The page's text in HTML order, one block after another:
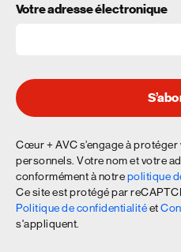
Votre adresse électronique
Cœur + AVC s’engage à
personnels. Votre nom et votre
conformément à notrepolitique
Ce site est protégé par
Politique de confidentialitéet
s'appliquent.